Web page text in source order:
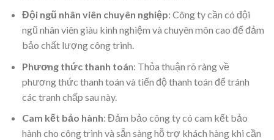
Đội ngũ nhân viên chuyên nghiệp: Công ty cần có đội
ngũ nhân viên giàu kinh nghiệm và chuyên môn cao để đảm
bảo chất lượng công trình.
Phương thức thanh toán: Thỏa thuận rõ ràng về
phương thức thanh toán và tiến độ thanh toán để tránh
các tranh chấp sau này.
Cam kết bảo hành: Đảm bảo công ty có cam kết bảo
hành cho công trình và sẵn sàng hỗ trợ khách hàng khi cần